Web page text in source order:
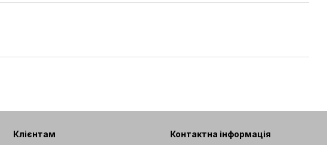
Клієнтам Контактна інформація